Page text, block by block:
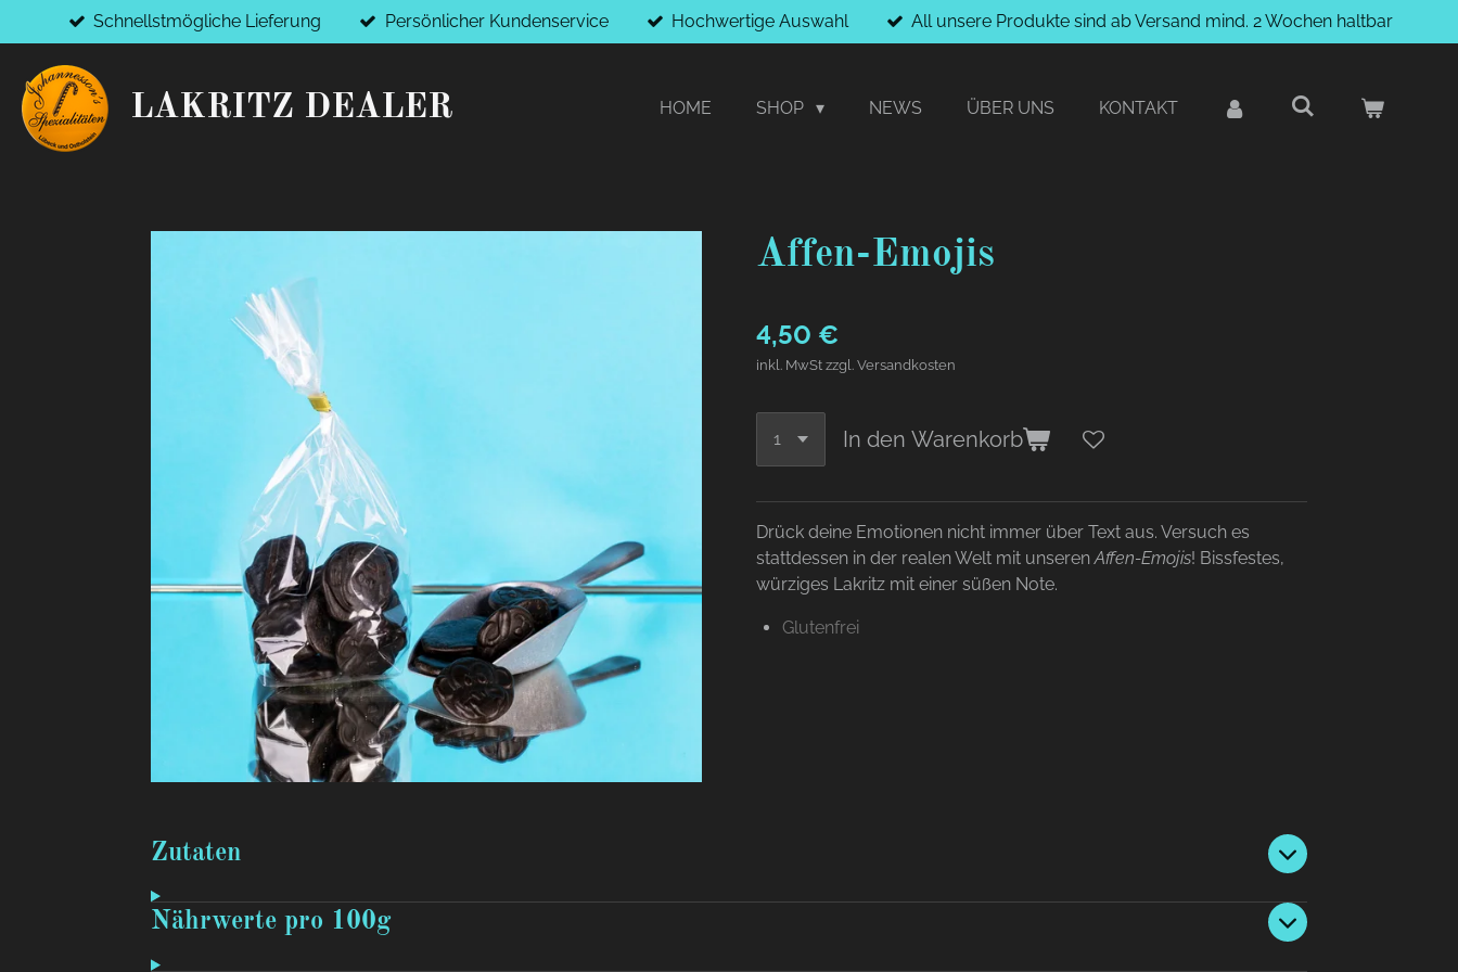
Hauptinhalt
springen
Schnellstmögliche Lieferung Persönlicher Kundenservice Hochwertige Auswahl All unsere Produkte sind ab Versand mind. 2 Wochen haltbar
LAKRITZ DEALER HOME SHOP NEWS ÜBER UNS KONTAKT
Affen-Emojis
4,50 €
inkl. MwSt zzgl. Versandkosten
In den Warenkorb
Drück deine Emotionen nicht immer über Text aus. Versuch es
stattdessen in der realen Welt mit unseren Affen-Emojis! Bissfestes,
würziges Lakritz mit einer süßen Note.
Glutenfrei
Zutaten
Nährwerte pro 100g